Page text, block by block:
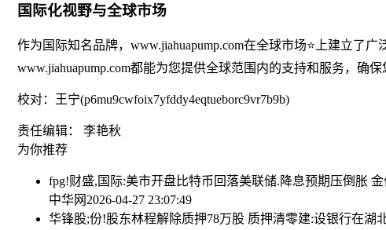
国际化视野与全球市场
作为国际知名品牌，www.jiahuapump.com在全球市场⭐上建立了
www.jiahuapump.com都能为您提供全球范围内的支持和服务，确
校对：王宁(p6mu9cwfoix7yfddy4eqtueborc9vr7b9b)
责任编辑： 李艳秋
为你推荐
fpg!财盛,国际:美市开盘比特币回落美联储.降息预期压倒胀
中华网 2026-04-27 23:07:49
华锋股;份!股东林程解除质押78万股 质押清零建:设银行在湖